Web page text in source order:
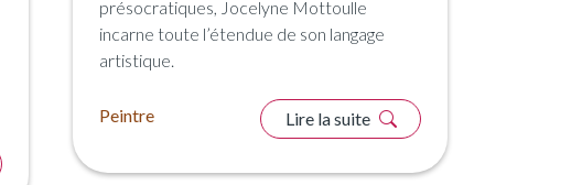
présocratiques, Jocelyne Mottoulle
incarne toute l’étendue de son langage
artistique.
Peintre Lire la suite